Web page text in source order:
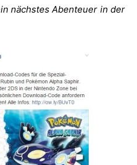
nächstes Abenteuer in der